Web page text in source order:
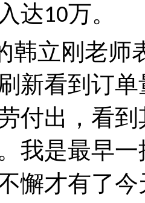
达10万。
韩立刚老师
新看到订
付出，看
我是最早一
懈才有了